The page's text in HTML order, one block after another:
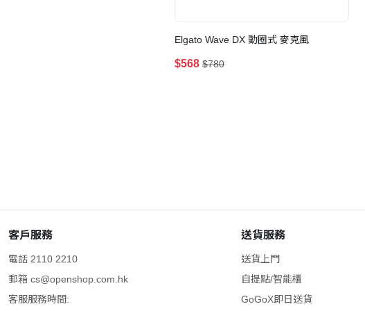
Elgato Wave DX 動圈式 麥克風
$568 $780
客戶服務
電話 2110 2210
郵箱 cs@openshop.com.hk
客服服務時間:
送貨服務
送貨上門
自提點/智能櫃
GoGoX即日送貨